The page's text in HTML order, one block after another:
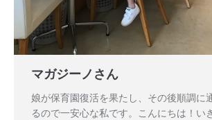
マガジーノさん
娘が保育園復活を果たし、その後順調に
るので一安心な私です。こんにちは！い